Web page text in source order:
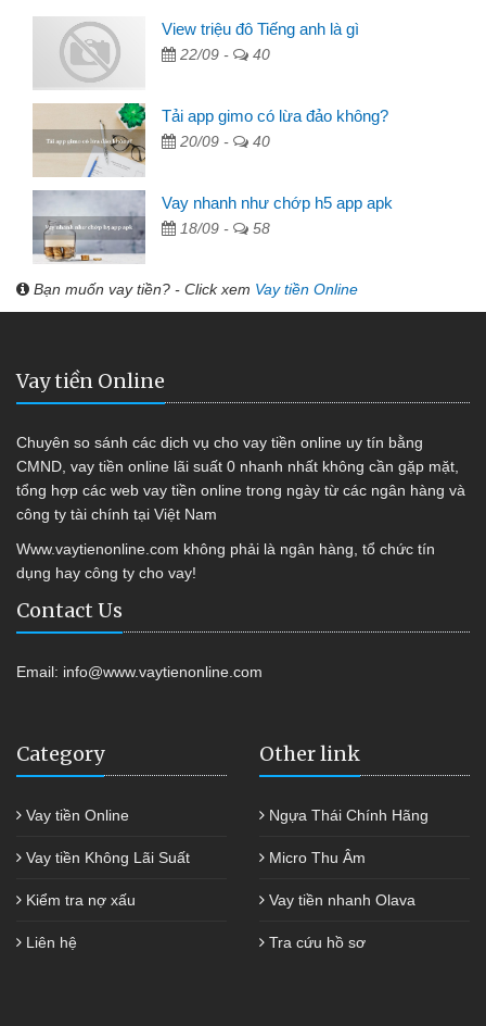
View triệu đô Tiếng anh là gì
22/09 - 40
Tải app gimo có lừa đảo không?
20/09 - 40
Vay nhanh như chớp h5 app apk
18/09 - 58
Bạn muốn vay tiền? - Click xem Vay tiền Online
Vay tiền Online
Chuyên so sánh các dịch vụ cho vay tiền online uy tín bằng
CMND, vay tiền online lãi suất 0 nhanh nhất không cần gặp mặt,
tổng hợp các web vay tiền online trong ngày từ các ngân hàng và
công ty tài chính tại Việt Nam
Www.vaytienonline.com không phải là ngân hàng, tổ chức tín
dụng hay công ty cho vay!
Contact Us
Email: info@www.vaytienonline.com
Category
Vay tiền Online
Vay tiền Không Lãi Suất
Kiểm tra nợ xấu
Liên hệ
Other link
Ngựa Thái Chính Hãng
Micro Thu Âm
Vay tiền nhanh Olava
Tra cứu hồ sơ